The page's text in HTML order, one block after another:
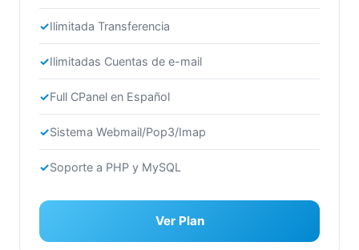
Ilimitada Transferencia
Ilimitadas Cuentas de e-mail
Full CPanel en Español
Sistema Webmail/Pop3/Imap
Soporte a PHP y MySQL
Ver Plan